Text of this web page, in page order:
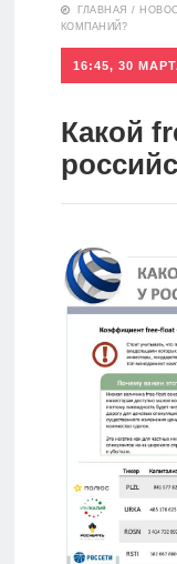
СделаноАналитика
Инвестиции
Дивиденды
анализ
Видео
Сделано
в России
Рунет
ГЛАВНАЯ /
КОМПАНИЙ?
16:45, 30
Какой